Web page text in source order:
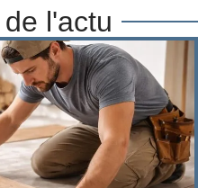
l'actu